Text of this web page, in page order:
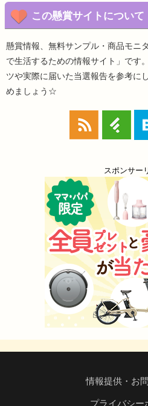
この懸賞サイトについて
懸賞情報、無料サンプル・商品モニ
で生活するための情報サイト」です
ツや実際に届いた当選報告を参考に
めましょう☆
スポンサー
情報提供・お
プライバシー